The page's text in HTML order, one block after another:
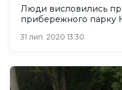
Люди висловились
прибережного парку
31 лип. 2020 13:30